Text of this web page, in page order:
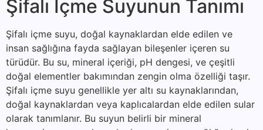
Şifalı İçme Suyunun Tanımı
Şifalı içme suyu, doğal kaynaklardan elde edilen ve
insan sağlığına fayda sağlayan bileşenler içeren su
türüdür. Bu su, mineral içeriği, pH dengesi, ve çeşitli
doğal elementler bakımından zengin olma özelliği taşır.
Şifalı içme suyu genellikle yer altı su kaynaklarından,
doğal kaynaklardan veya kaplıcalardan elde edilen sular
olarak tanımlanır. Bu suyun belirli bir mineral